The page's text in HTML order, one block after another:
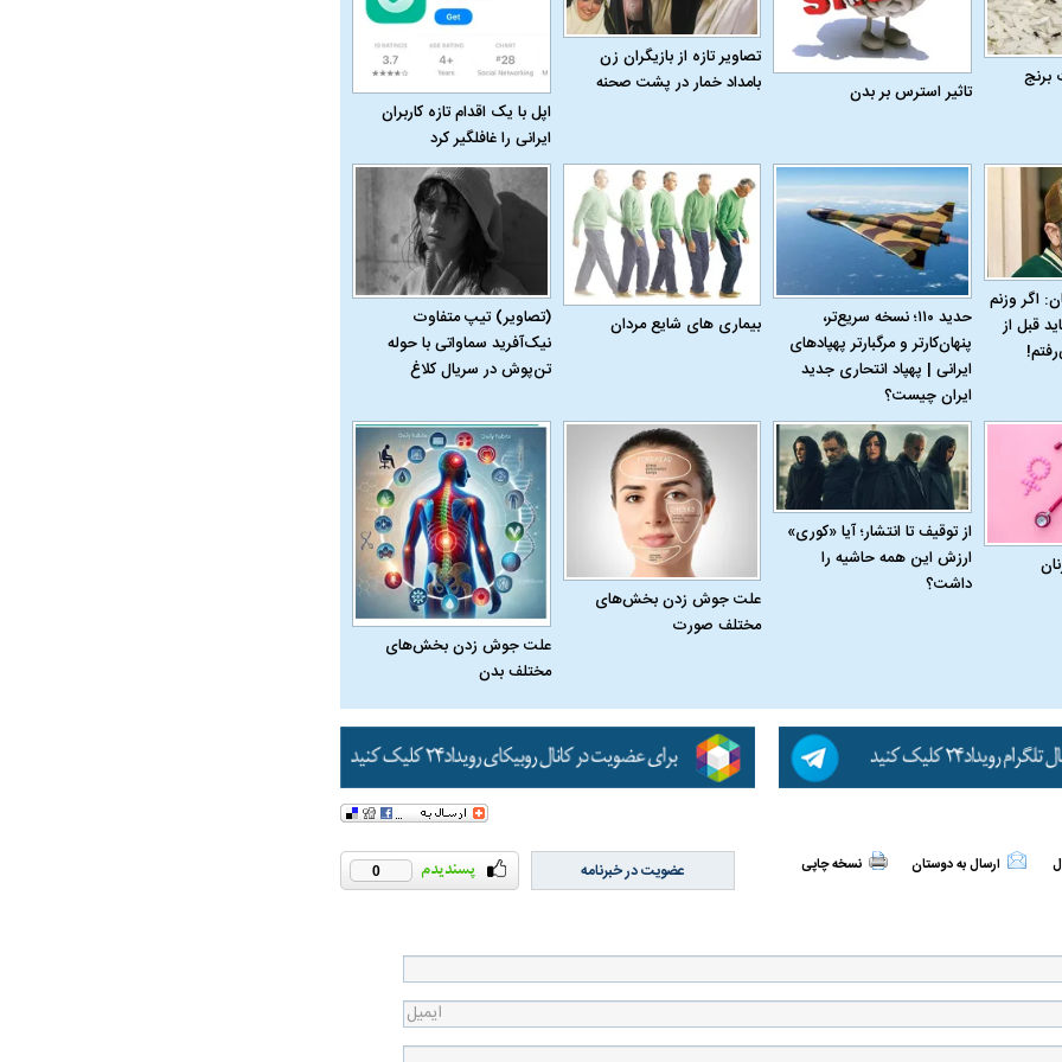
برنج
تاثیر استرس بر بدن
تصاویر تازه از بازیگران زن
بامداد خمار در پشت صحنه
اپل با یک اقدام تازه کاربران
ایرانی را غافلگیر کرد
اگر وزنم
قبل از
حدید ۱۱۰؛ نسخه سریع‌تر،
پنهان‌کارتر و مرگبارتر پهپادهای
ایرانی | پهپاد انتحاری جدید
ایران چیست؟
بیماری‌ های شایع مردان
(تصاویر) تیپ متفاوت
نیک‌آفرید سماواتی با حوله
تن‌پوش در سریال کلاغ
از توقیف تا انتشار؛ آیا «کوری»
ارزش این همه حاشیه را
داشت؟
علت جوش زدن بخش‌های
مختلف صورت
علت جوش زدن بخش‌های
مختلف بدن
ارسال به دوستان نسخه چاپی 0 عضویت در خبرنامه
یک سلسله |
شاه در ایران
ریشه‌های عزاداری ماه محرم در فرهنگ
و تاریخ ایران
انجام می‌شد؟
حکومت پهلوی
رفسنجانی درباره پذیرش قطع نامه۵۹۸
جنگنده اف-۵
دلیل علاقه برخی افراد به فال و طالع‌بینی
چیست؟